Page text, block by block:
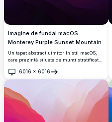
Imagine de fundal macOS
Monterey Purple Sunset Mountain
Un tapet abstract uimitor în stil macOS,
care prezintă siluete de munți stratificate
cu un degrade de cer cald roșu-portocaliu.
6016 × 6016
Deschide